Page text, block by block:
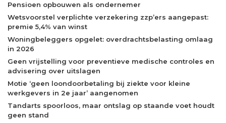
Pensioen opbouwen als ondernemer
Wetsvoorstel verplichte verzekering zzp’ers aangepast:
premie 5,4% van winst
Woningbeleggers opgelet: overdrachtsbelasting omlaag
in 2026
Geen vrijstelling voor preventieve medische controles en
advisering over uitslagen
Motie ‘geen loondoorbetaling bij ziekte voor kleine
werkgevers in 2e jaar’ aangenomen
Tandarts spoorloos, maar ontslag op staande voet houdt
geen stand